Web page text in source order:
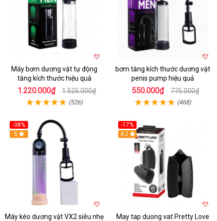
Máy bơm dương vật tự động
tăng kích thước hiệu quả
1.220.000₫ 1.525.000₫
(526)
bơm tăng kích thước dương vật
penis pump hiệu quả
550.000₫ 775.000₫
(468)
-38%
Hot
5
Máy kéo dương vật VX2 siêu nhẹ
-17%
4.2
May tap duong vat Pretty Love